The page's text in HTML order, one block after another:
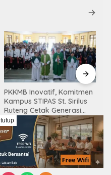
Gandeng Peternak
Manggarai Barat,
Mahasiswa KKN Unwar
Olah Limbah Jerami Jadi
Pakan Fermentasi
tutup